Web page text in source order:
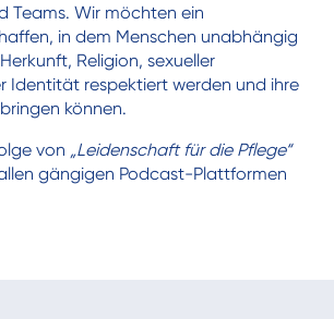
Teams. Wir möchten ein
in dem Menschen unabhängig
Religion, sexueller
Identität respektiert werden und ihre
können.
von „Leidenschaft für die Pflege“
gängigen Podcast-Plattformen